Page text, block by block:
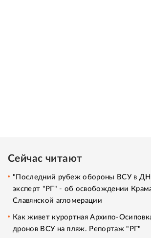
Сейчас читают
"Последний рубеж обороны ВСУ в
эксперт "РГ" - об освобождении
Славянской агломерации
Как живет курортная Архипо-
дронов ВСУ на пляж. Репортаж "РГ"